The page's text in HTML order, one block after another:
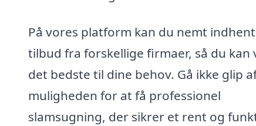
På vores platform kan du nemt
tilbud fra forskellige firmaer, så du kan
det bedste til dine behov. Gå ikke glip
muligheden for at få professionel
slamsugning, der sikrer et rent og